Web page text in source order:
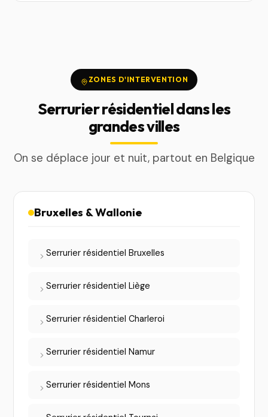
ZONES D'INTERVENTION
Serrurier résidentiel dans les
grandes villes
On se déplace jour et nuit, partout en Belgique
Bruxelles & Wallonie
Serrurier résidentiel Bruxelles
Serrurier résidentiel Liège
Serrurier résidentiel Charleroi
Serrurier résidentiel Namur
Serrurier résidentiel Mons